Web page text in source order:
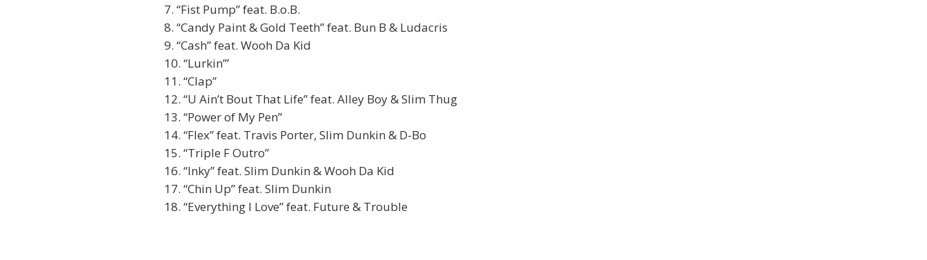
7. “Fist Pump” feat. B.o.B.
8. “Candy Paint & Gold Teeth” feat. Bun B & Ludacris
9. “Cash” feat. Wooh Da Kid
10. “Lurkin’”
11. “Clap”
12. “U Ain’t Bout That Life” feat. Alley Boy & Slim Thug
13. “Power of My Pen”
14. “Flex” feat. Travis Porter, Slim Dunkin & D-Bo
15. “Triple F Outro”
16. “Inky” feat. Slim Dunkin & Wooh Da Kid
17. “Chin Up” feat. Slim Dunkin
18. “Everything I Love” feat. Future & Trouble